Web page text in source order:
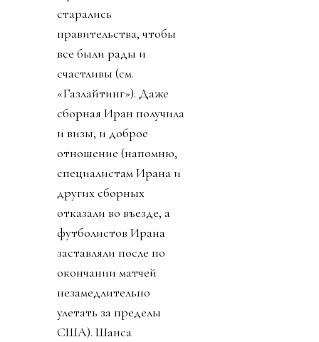
старались
правительства, чтобы
все были рады и
счастливы (см.
«Газлайтинг»). Даже
сборная Иран получила
и визы, и доброе
отношение (напомню,
специалистам Ирана и
других сборных
отказали во въезде, а
футболистов Ирана
заставляли после по
окончании матчей
незамедлительно
улетать за пределы
США). Шанса